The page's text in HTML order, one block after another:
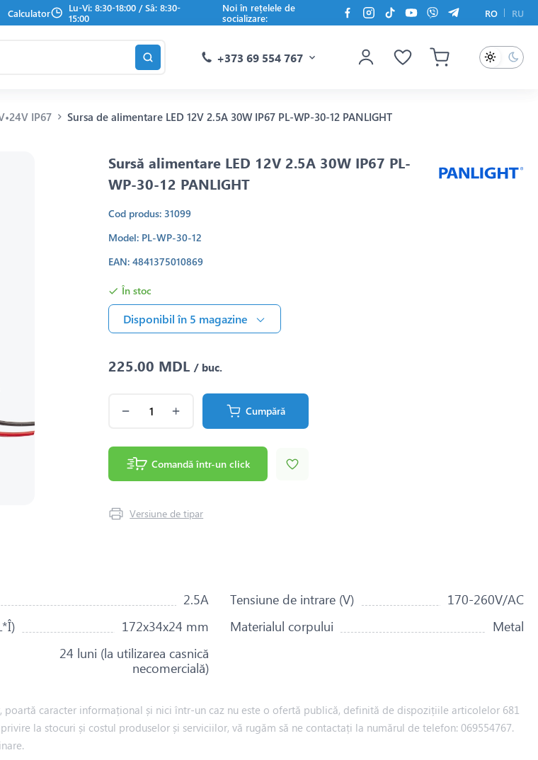
Calculator
Lu-Vi: 8:30-18:00 / Sâ: 8:30-
15:00
Noi în rețelele de
socializare:
RO RU
+373 69 554 767
IP67 Sursa de alimentare LED 12V 2.5A 30W IP67 PL-WP-30-12 PANLIGHT
Sursă alimentare LED 12V 2.5A 30W IP67 PL-
WP-30-12 PANLIGHT
Cod produs: 31099
Model: PL-WP-30-12
EAN: 4841375010869
În stoc
Disponibil în 5 magazine
225.00 MDL/ buc.
Cumpără
Comandă într-un click
Versiune de tipar
2.5A Tensiune de intrare (V)
170-260V/AC
172x34x24 mm Materialul corpului
Metal
24 luni (la utilizarea casnică
necomercială)
caracter informațional și nici într-un caz nu este o ofertă publică, definită de dispozițiile articolelor 681
la stocuri și costul produselor și serviciilor, vă rugăm să ne contactați la numărul de telefon: 069554767.